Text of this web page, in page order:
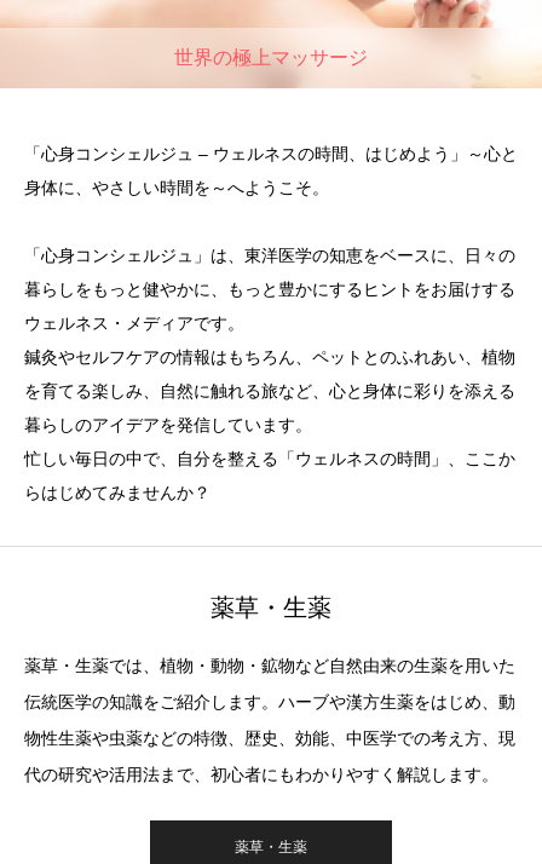
世界の極上マッサージ
「心身コンシェルジュ – ウェルネスの時間、はじめよう」～心と
身体に、やさしい時間を～へようこそ。
「心身コンシェルジュ」は、東洋医学の知恵をベースに、日々の
暮らしをもっと健やかに、もっと豊かにするヒントをお届けする
ウェルネス・メディアです。
鍼灸やセルフケアの情報はもちろん、ペットとのふれあい、植物
を育てる楽しみ、自然に触れる旅など、心と身体に彩りを添える
暮らしのアイデアを発信しています。
忙しい毎日の中で、自分を整える「ウェルネスの時間」、ここか
らはじめてみませんか？
薬草・生薬
薬草・生薬では、植物・動物・鉱物など自然由来の生薬を用いた
伝統医学の知識をご紹介します。ハーブや漢方生薬をはじめ、動
物性生薬や虫薬などの特徴、歴史、効能、中医学での考え方、現
代の研究や活用法まで、初心者にもわかりやすく解説します。
薬草・生薬